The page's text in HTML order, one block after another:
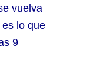
vuelva
es lo que
9